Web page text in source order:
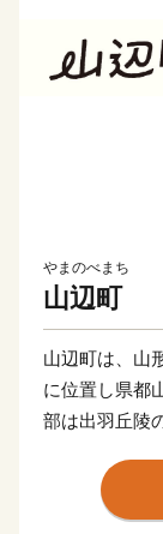
やまのべまち
山辺町
山辺町は、⼭
に位置し県都
部は出⽻丘陵
⾃然景観をつ
形成し、南北